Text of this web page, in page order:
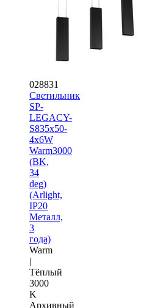
028831
Светильник
SP-
LEGACY-
S835x50-
4x6W
Warm3000
(BK,
34
deg)
(Arlight,
IP20
Металл,
3
года)
Warm
|
Тёплый
3000
K
Архивный